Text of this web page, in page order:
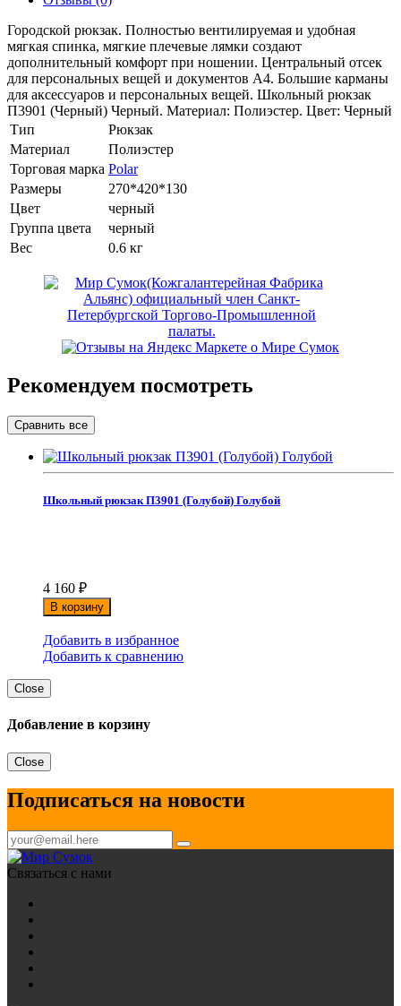
Городской рюкзак. Полностью вентилируемая и удобная
мягкая спинка, мягкие плечевые лямки создают
дополнительный комфорт при ношении. Центральный отсек
для персональных вещей и документов A4. Большие карманы
для аксессуаров и персональных вещей. Школьный рюкзак
П3901 (Черный) Черный. Материал: Полиэстер. Цвет: Черный
Тип
Рюкзак
Материал
Полиэстер
Торговая марка Polar
Размеры
270*420*130
Цвет
черный
Группа цвета
черный
Вес
0.6 кг
Рекомендуем посмотреть
Школьный рюкзак П3901 (Голубой) Голубой
4 160 ₽
В корзину
Добавить в избранное
Добавить к сравнению
Close
Добавление в корзину
Close
Подписаться на новости
Связаться с нами